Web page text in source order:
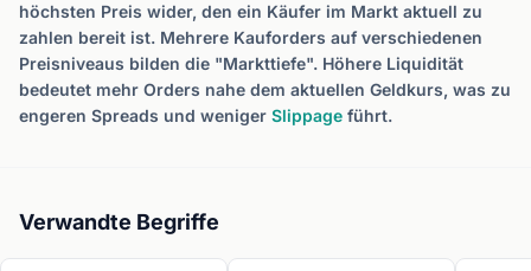
höchsten Preis wider, den ein Käufer im Markt aktuell zu
zahlen bereit ist. Mehrere Kauforders auf verschiedenen
Preisniveaus bilden die "Markttiefe". Höhere Liquidität
bedeutet mehr Orders nahe dem aktuellen Geldkurs, was zu
engeren Spreads und weniger Slippage führt.
Verwandte Begriffe